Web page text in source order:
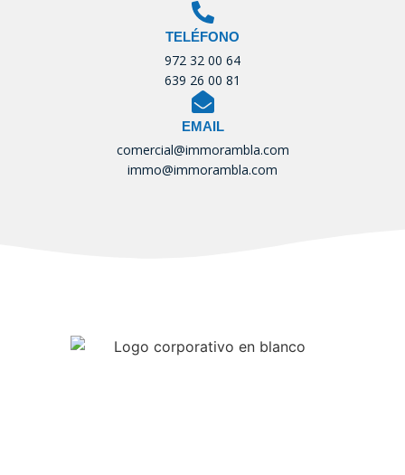
TELÉFONO
972 32 00 64
639 26 00 81
EMAIL
comercial@immorambla.com
immo@immorambla.com